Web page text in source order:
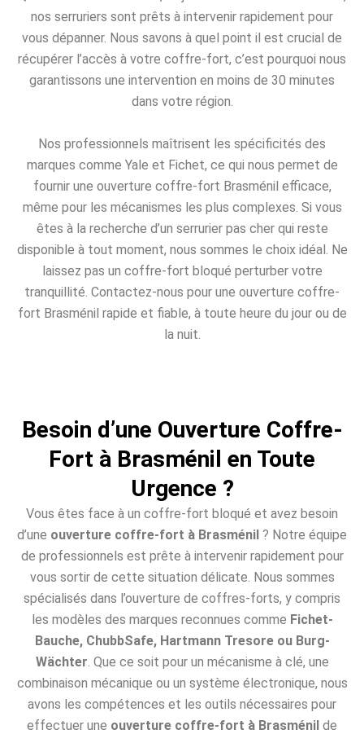
nos serruriers sont prêts à intervenir rapidement pour
vous dépanner. Nous savons à quel point il est crucial de
récupérer l’accès à votre coffre-fort, c’est pourquoi nous
garantissons une intervention en moins de 30 minutes
dans votre région.
Nos professionnels maîtrisent les spécificités des
marques comme Yale et Fichet, ce qui nous permet de
fournir une ouverture coffre-fort Brasménil efficace,
même pour les mécanismes les plus complexes. Si vous
êtes à la recherche d’un serrurier pas cher qui reste
disponible à tout moment, nous sommes le choix idéal. Ne
laissez pas un coffre-fort bloqué perturber votre
tranquillité. Contactez-nous pour une ouverture coffre-
fort Brasménil rapide et fiable, à toute heure du jour ou de
la nuit.
Besoin d’une Ouverture Coffre-
Fort à Brasménil en Toute
Urgence ?
Vous êtes face à un coffre-fort bloqué et avez besoin
d’une ouverture coffre-fort à Brasménil ? Notre équipe
de professionnels est prête à intervenir rapidement pour
vous sortir de cette situation délicate. Nous sommes
spécialisés dans l’ouverture de coffres-forts, y compris
les modèles des marques reconnues comme Fichet-
Bauche, ChubbSafe, Hartmann Tresore ou Burg-
Wächter . Que ce soit pour un mécanisme à clé, une
combinaison mécanique ou un système électronique, nous
avons les compétences et les outils nécessaires pour
effectuer une ouverture coffre-fort à Brasménil de